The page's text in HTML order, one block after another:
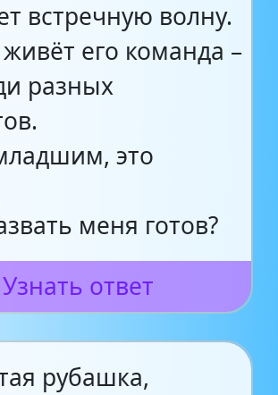
встречную волну.
его команда –
разных
это
меня готов?
Узнать ответ
рубашка,